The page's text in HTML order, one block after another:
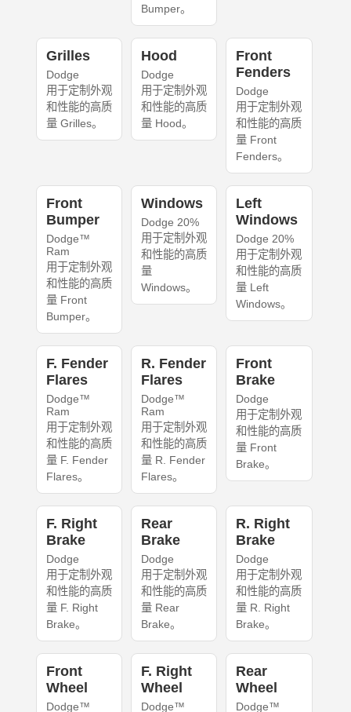
Bumper。
Grilles
Dodge
用于定制外观
和性能的高质
量 Grilles。
Hood
Dodge
用于定制外观
和性能的高质
量 Hood。
Front
Fenders
Dodge
用于定制外观
和性能的高质
量 Front
Fenders。
Front
Bumper
Dodge™
Ram
用于定制外观
和性能的高质
量 Front
Bumper。
Windows
Dodge 20%
用于定制外观
和性能的高质
量
Windows。
Left
Windows
Dodge 20%
用于定制外观
和性能的高质
量 Left
Windows。
F. Fender
Flares
Dodge™
Ram
用于定制外观
和性能的高质
量 F. Fender
Flares。
R. Fender
Flares
Dodge™
Ram
用于定制外观
和性能的高质
量 R. Fender
Flares。
Front
Brake
Dodge
用于定制外观
和性能的高质
量 Front
Brake。
F. Right
Brake
Dodge
用于定制外观
和性能的高质
量 F. Right
Brake。
Rear
Brake
Dodge
用于定制外观
和性能的高质
量 Rear
Brake。
R. Right
Brake
Dodge
用于定制外观
和性能的高质
量 R. Right
Brake。
Front
Wheel
Dodge™
F. Right
Wheel
Dodge™
Rear
Wheel
Dodge™